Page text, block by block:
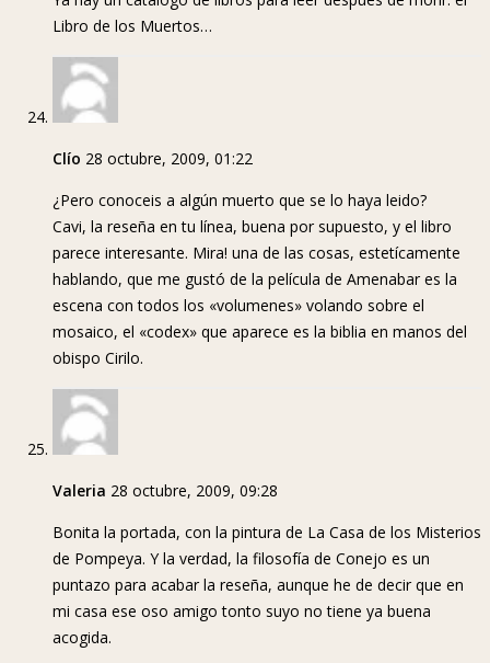
Libro de los Muertos…
Clío 28 octubre, 2009, 01:22
¿Pero conoceis a algún muerto que se lo haya leido?
Cavi, la reseña en tu línea, buena por supuesto, y el libro
parece interesante. Mira! una de las cosas, estetícamente
hablando, que me gustó de la película de Amenabar es la
escena con todos los «volumenes» volando sobre el
mosaico, el «codex» que aparece es la biblia en manos del
obispo Cirilo.
Valeria 28 octubre, 2009, 09:28
Bonita la portada, con la pintura de La Casa de los Misterios
de Pompeya. Y la verdad, la filosofía de Conejo es un
puntazo para acabar la reseña, aunque he de decir que en
mi casa ese oso amigo tonto suyo no tiene ya buena
acogida.